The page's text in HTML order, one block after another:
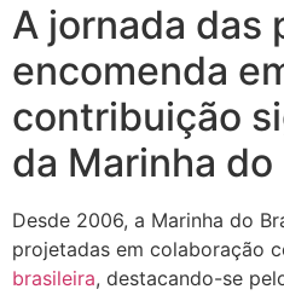
A jornada das
encomenda
contribuição
da Marinha do
Desde 2006, a Marinha do
projetadas em colaboração
brasileira, destacando-se